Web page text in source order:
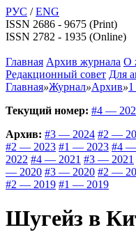
РУС /ENG
ISSN 2686 - 9675 (Print)
ISSN 2782 - 1935 (Online)
Главная Архив журнала О
Редакционный совет Для
Главная»Журнал»Архив»
Текущий номер: #4 —
Архив: #3 — 2024 #2 —
#2 — 2023 #1 — 2023 #4 —
2022 #4 — 2021 #3 — 2021
— 2020 #3 — 2020 #2 —
#2 — 2019 #1 — 2019
Шугейз в